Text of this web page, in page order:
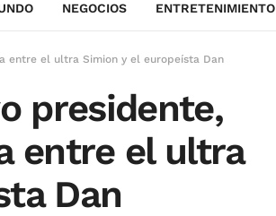
NEGOCIOS ENTRETENIMIENTO
entre el ultra Simion y el europeísta Dan
presidente,
entre el ultra
Dan